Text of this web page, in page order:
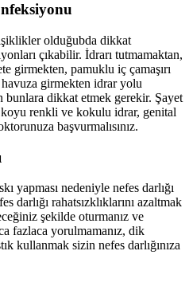
olduğubda dikkat
çıkabilir. İdrarı tutmamaktan,
girmekten, pamuklu iç çamaşırı
girmekten idrar yolu
bunlara dikkat etmek gerekir. Şayet
renkli ve kokulu idrar, genital
başvurmalısınız.
yapması nedeniyle nefes darlığı
darlığı rahatsızklıklarını azaltmak
şekilde oturmanız ve
fazlaca yorulmamanız, dik
kullanmak sizin nefes darlığınıza